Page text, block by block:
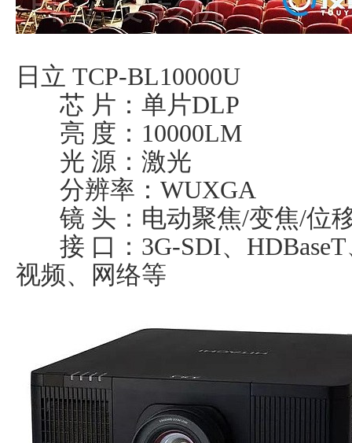
日立 TCP-BL10000U
芯 片：单片DLP
亮 度：10000LM
光 源：激光
分辨率：WUXGA
镜 头：电动聚焦/变焦/位
接 口：3G-SDI、HDBaseT
视频、网络等